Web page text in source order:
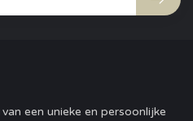
een unieke en persoonlijke